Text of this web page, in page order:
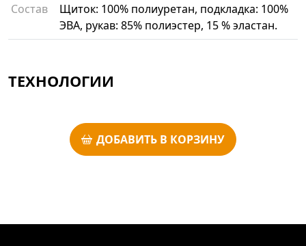
Состав
Щиток: 100% полиуретан, подкладка: 100%
ЭВА, рукав: 85% полиэстер, 15 % эластан.
ТЕХНОЛОГИИ
ДОБАВИТЬ В КОРЗИНУ